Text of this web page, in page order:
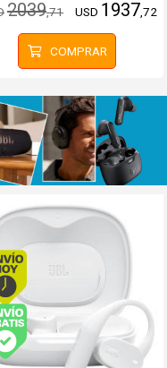
2039,71 USD 1937,72
COMPRAR
13Hs.
Envío gratis (Ver